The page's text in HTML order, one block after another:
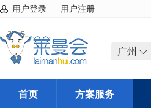
用户登录 用户注册
广州
首页 方案服务